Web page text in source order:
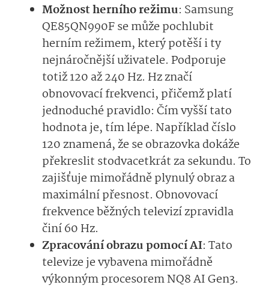
Možnost herního režimu: Samsung
QE85QN990F se může pochlubit
herním režimem, který potěší i ty
nejnáročnější uživatele. Podporuje
totiž 120 až 240 Hz. Hz značí
obnovovací frekvenci, přičemž platí
jednoduché pravidlo: Čím vyšší tato
hodnota je, tím lépe. Například číslo
120 znamená, že se obrazovka dokáže
překreslit stodvacetkrát za sekundu. To
zajišťuje mimořádně plynulý obraz a
maximální přesnost. Obnovovací
frekvence běžných televizí zpravidla
činí 60 Hz.
Zpracování obrazu pomocí AI: Tato
televize je vybavena mimořádně
výkonným procesorem NQ8 AI Gen3.